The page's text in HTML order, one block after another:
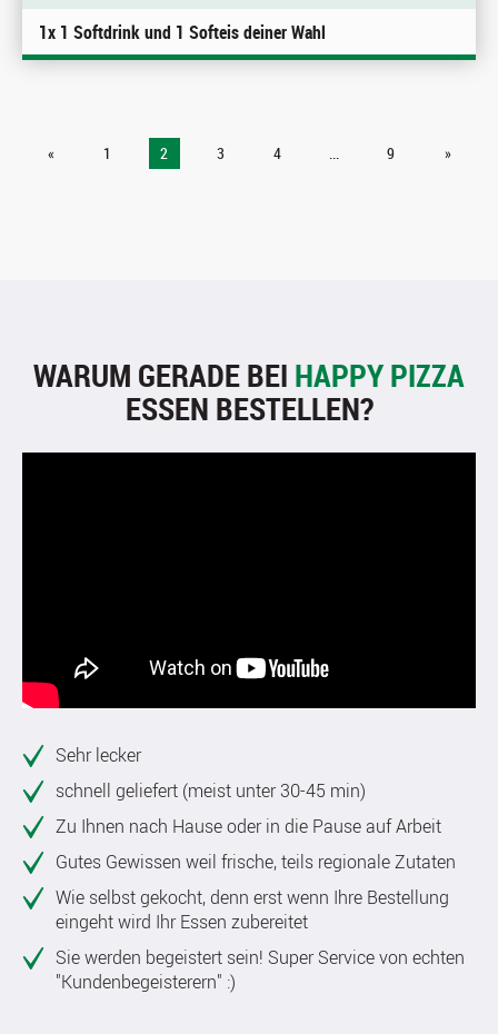
1x 1 Softdrink und 1 Softeis deiner Wahl
« 1 2 3 4 ... 9 »
WARUM GERADE BEI HAPPY PIZZA
ESSEN BESTELLEN?
Sehr lecker
schnell geliefert (meist unter 30-45 min)
Zu Ihnen nach Hause oder in die Pause auf Arbeit
Gutes Gewissen weil frische, teils regionale Zutaten
Wie selbst gekocht, denn erst wenn Ihre Bestellung
eingeht wird Ihr Essen zubereitet
Sie werden begeistert sein! Super Service von echten
"Kundenbegeisterern" :)